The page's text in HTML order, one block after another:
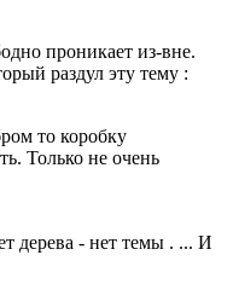
проникает из-вне.
раздул эту тему :
то коробку
Только не очень
дерева - нет темы . ... И